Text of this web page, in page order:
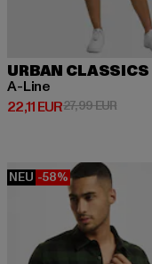
URBAN CLASSICS
A-Line
22,11 EUR
Derzeitiger Preis: 22,11
27,99 EUR
NEU -58%